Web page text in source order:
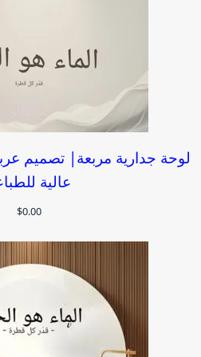
لوحة جدارية مربعة| تصميم
عالية
$0.00